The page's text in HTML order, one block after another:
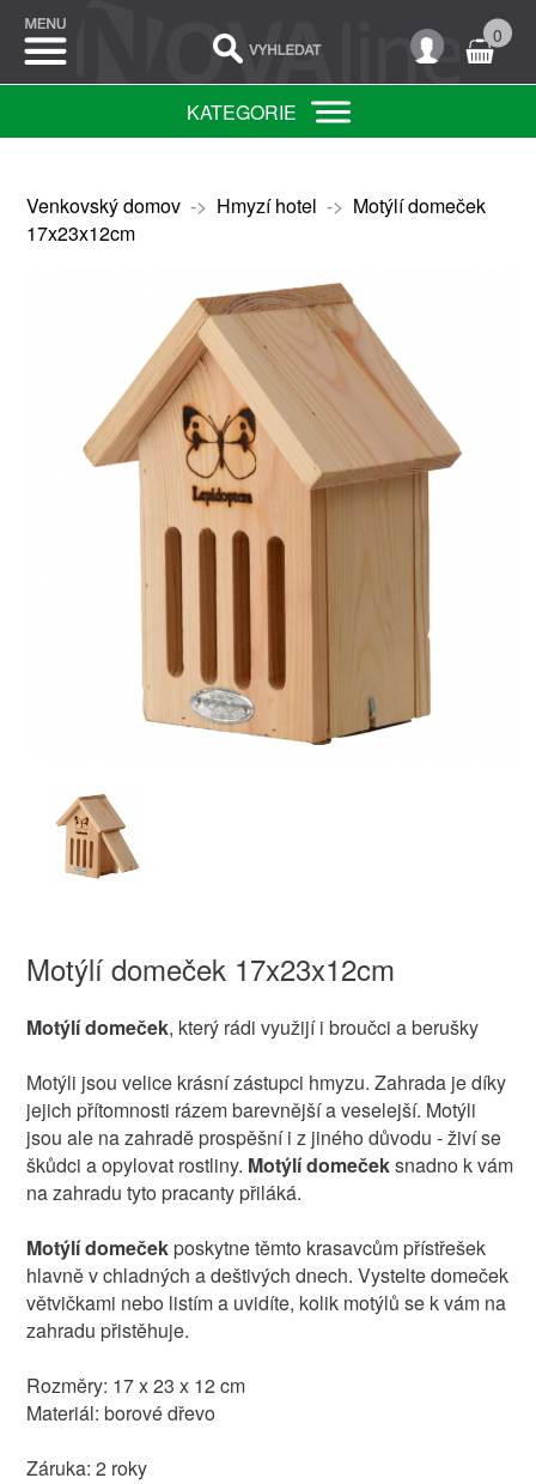
0
KATEGORIE
Venkovský domov-> Hmyzí hotel -> Motýlí domeček
17x23x12cm
Motýlí domeček 17x23x12cm
Motýlí domeček, který rádi využijí i broučci a berušky
Motýli jsou velice krásní zástupci hmyzu. Zahrada je díky
jejich přítomnosti rázem barevnější a veselejší. Motýli
jsou ale na zahradě prospěšní i z jiného důvodu - živí se
škůdci a opylovat rostliny. Motýlí domečeksnadno k vám
na zahradu tyto pracanty přiláká.
Motýlí domečekposkytne těmto krasavcům přístřešek
hlavně v chladných a deštivých dnech. Vystelte domeček
větvičkami nebo listím a uvidíte, kolik motýlů se k vám na
zahradu přistěhuje.
Rozměry: 17 x 23 x 12 cm
Materiál: borové dřevo
Záruka: 2 roky